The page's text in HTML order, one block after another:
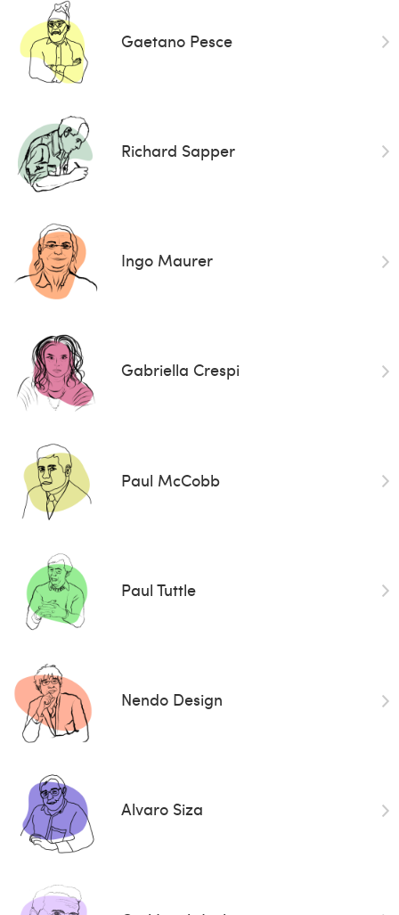
Gaetano Pesce
Richard Sapper
Ingo Maurer
Gabriella Crespi
Paul McCobb
Paul Tuttle
Nendo Design
Alvaro Siza